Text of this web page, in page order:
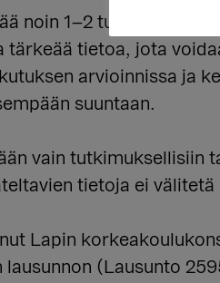
noin 1–2 tuntia.
tärkeää tietoa, jota
arvioinnissa ja
suuntaan.
vain tutkimuksellisiin
tietoja ei
Lapin
lausunnon (Lausunto